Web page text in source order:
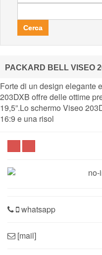
Cerca
PACKARD BELL VISEO
Forte di un design elegante
203DXB offre delle ottime
19,5”.Lo schermo Viseo
16:9 e una risol
whatsapp
[mail]